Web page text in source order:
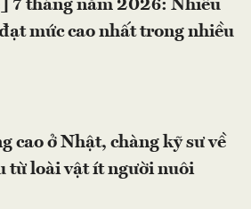
7 tháng năm 2026: Nhiều
mức cao nhất trong nhiều
cao ở Nhật, chàng kỹ sư về
từ loài vật ít người nuôi